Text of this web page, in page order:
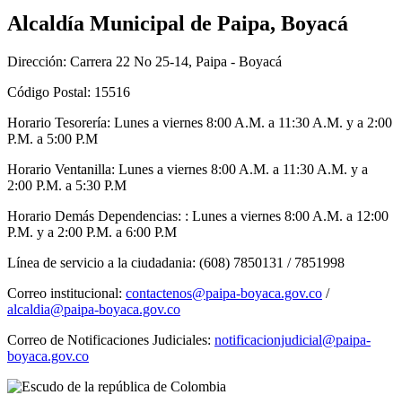
Alcaldía Municipal de Paipa, Boyacá
Dirección: Carrera 22 No 25-14, Paipa - Boyacá
Código Postal: 15516
Horario Tesorería: Lunes a viernes 8:00 A.M. a 11:30 A.M. y a 2:00
P.M. a 5:00 P.M
Horario Ventanilla: Lunes a viernes 8:00 A.M. a 11:30 A.M. y a
2:00 P.M. a 5:30 P.M
Horario Demás Dependencias: : Lunes a viernes 8:00 A.M. a 12:00
P.M. y a 2:00 P.M. a 6:00 P.M
Línea de servicio a la ciudadania: (608) 7850131 / 7851998
Correo institucional: contactenos@paipa-boyaca.gov.co /
alcaldia@paipa-boyaca.gov.co
Correo de Notificaciones Judiciales: notificacionjudicial@paipa-
boyaca.gov.co